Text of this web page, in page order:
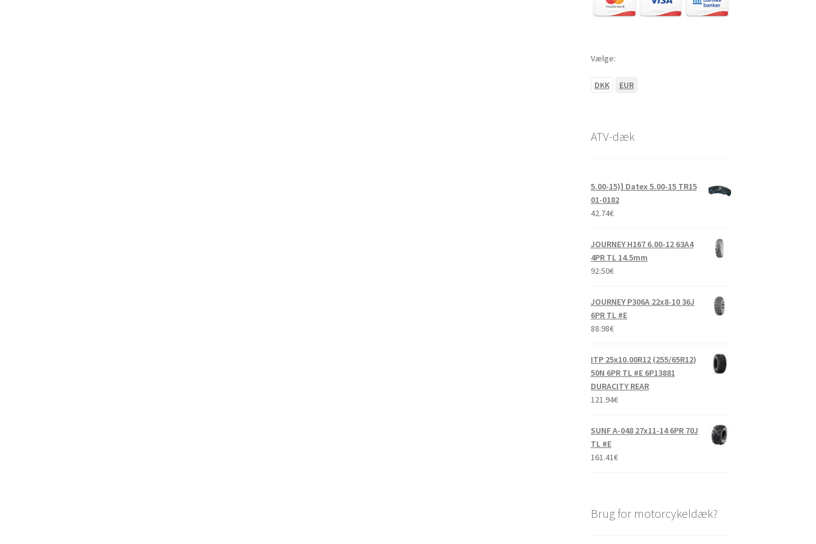
Vælge:
DKK EUR
ATV-dæk
5.00-15)] Datex 5.00-15 TR15
01-0182
42.74€
JOURNEY H167 6.00-12 63A4
4PR TL 14.5mm
92.50€
JOURNEY P306A 22x8-10 36J
6PR TL #E
88.98€
ITP 25x10.00R12 (255/65R12)
50N 6PR TL #E 6P13881
DURACITY REAR
121.94€
SUNF A-048 27x11-14 6PR 70J
TL #E
161.41€
Brug for motorcykeldæk?